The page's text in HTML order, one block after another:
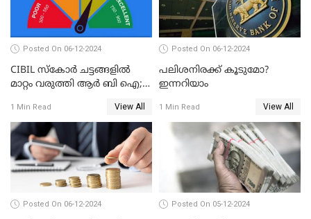
Posted On 06-12-2024
CIBIL സ്കോർ ചട്ടങ്ങളിൽ
മാറ്റം വരുത്തി ആർ ബി ഐ;
ലോൺ എടുത്തവരും
അറിഞ്ഞിരിക്കേണ്ട
കാര്യങ്ങൾ
1 Min Read View All
Posted On 06-12-2024
പലിശനിരക്ക് കൂടുമോ?
ഇന്നറിയാം
1 Min Read View All
Posted On 06-12-2024 Posted On 05-12-2024